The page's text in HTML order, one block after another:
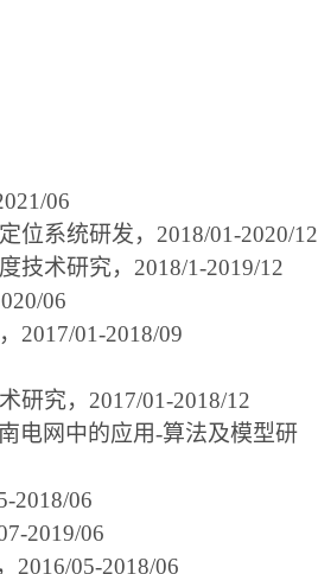
06
位系统研发， 2018/01-2020/12
技术研究， 2018/1-2019/12
06
2017/01-2018/09
研究， 2017/01-2018/12
电网中的应用-算法及模型研
2018/06
2019/06
2016/05-2018/06